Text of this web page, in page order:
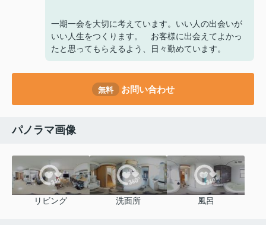
一期一会を大切に考えています。いい人の出会いが
いい人生をつくります。 お客様に出会えてよかっ
たと思ってもらえるよう、日々勤めています。
無料 お問い合わせ
パノラマ画像
リビング 洗面所 風呂